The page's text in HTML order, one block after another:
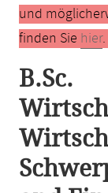
und
finden Sie hier.
B.Sc.